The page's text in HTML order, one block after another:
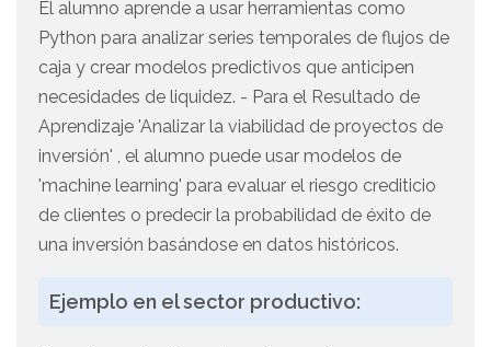
El alumno aprende a usar herramientas como
Python para analizar series temporales de flujos de
caja y crear modelos predictivos que anticipen
necesidades de liquidez. - Para el Resultado de
Aprendizaje 'Analizar la viabilidad de proyectos de
inversión' , el alumno puede usar modelos de
'machine learning' para evaluar el riesgo crediticio
de clientes o predecir la probabilidad de éxito de
una inversión basándose en datos históricos.
Ejemplo en el sector productivo: